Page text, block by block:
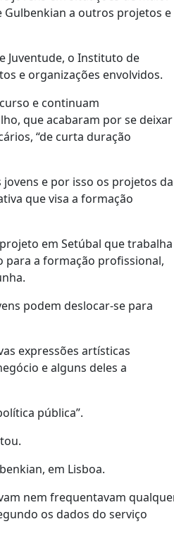
Gulbenkian a outros projetos e
Juventude, o Instituto de
e organizações envolvidos.
e continuam
que acabaram por se deixar
“de curta duração
e por isso os projetos da
que visa a formação
em Setúbal que trabalha
para a formação profissional,
podem deslocar-se para
expressões artísticas
e alguns deles a
pública”.
em Lisboa.
nem frequentavam
os dados do serviço